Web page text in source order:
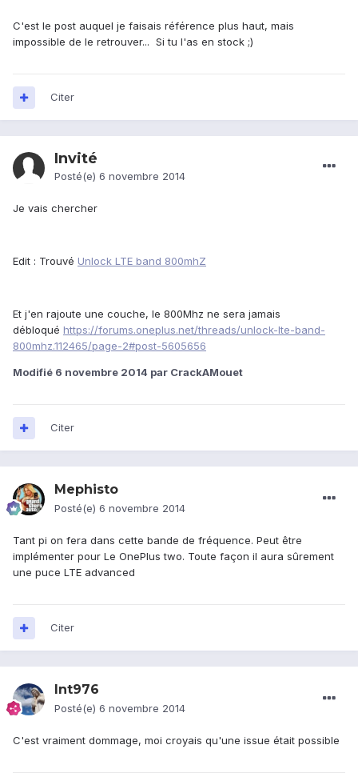
C'est le post auquel je faisais référence plus haut, mais
impossible de le retrouver... Si tu l'as en stock ;)
Citer
Invité
Posté(e) 6 novembre 2014
Je vais chercher
Edit : Trouvé Unlock LTE band 800mhZ
Et j'en rajoute une couche, le 800Mhz ne sera jamais
débloqué https://forums.oneplus.net/threads/unlock-lte-band-
800mhz.112465/page-2#post-5605656
Modifié 6 novembre 2014 par CrackAMouet
Citer
Mephisto
Posté(e) 6 novembre 2014
Tant pi on fera dans cette bande de fréquence. Peut être
implémenter pour Le OnePlus two. Toute façon il aura sûrement
une puce LTE advanced
Citer
lnt976
Posté(e) 6 novembre 2014
C'est vraiment dommage, moi croyais qu'une issue était possible